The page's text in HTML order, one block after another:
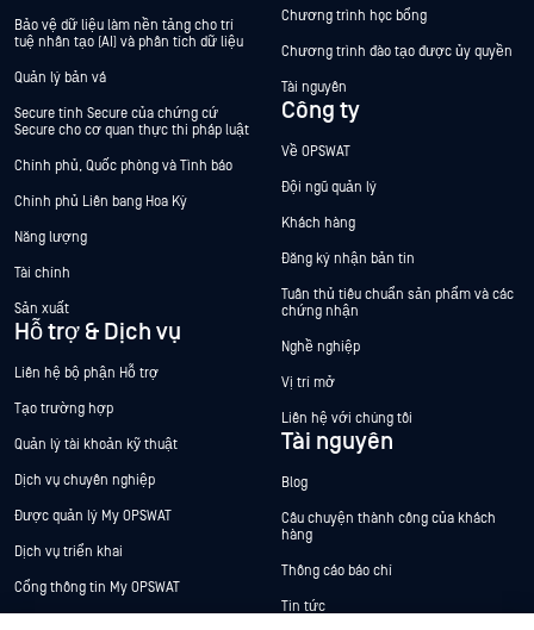
Bảo vệ dữ liệu làm nền tảng cho trí
tuệ nhân tạo (AI) và phân tích dữ liệu
Quản lý bản vá
Secure tính Secure của chứng cứ
Secure cho cơ quan thực thi pháp luật
Chính phủ, Quốc phòng và Tình báo
Chính phủ Liên bang Hoa Kỳ
Năng lượng
Tài chính
Sản xuất
Hỗ trợ & Dịch vụ
Liên hệ bộ phận Hỗ trợ
Tạo trường hợp
Quản lý tài khoản kỹ thuật
Dịch vụ chuyên nghiệp
Được quản lý My OPSWAT
Dịch vụ triển khai
Cổng thông tin My OPSWAT
Chương trình học bổng
Chương trình đào tạo được ủy quyền
Tài nguyên
Công ty
Về OPSWAT
Đội ngũ quản lý
Khách hàng
Đăng ký nhận bản tin
Tuân thủ tiêu chuẩn sản phẩm và các
chứng nhận
Nghề nghiệp
Vị trí mở
Liên hệ với chúng tôi
Tài nguyên
Blog
Câu chuyện thành công của khách
hàng
Thông cáo báo chí
Tin tức